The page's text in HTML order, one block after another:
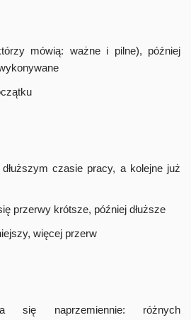
mówią: ważne i pilne), później
czasie pracy, a kolejne już
przerwy krótsze, później dłuższe
więcej przerw
się naprzemiennie: różnych